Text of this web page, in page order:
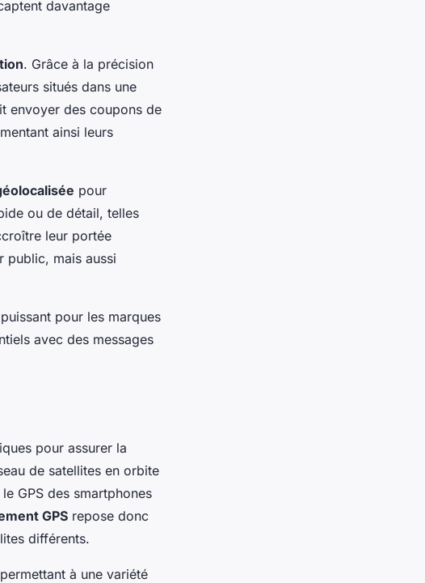
davantage
. Grâce à la précision
situés dans une
envoyer des coupons de
ainsi leurs
pour
ou de détail, telles
leur portée
public, mais aussi
pour les marques
avec des messages
pour assurer la
de satellites en orbite
GPS des smartphones
GPS repose donc
différents.
à une variété